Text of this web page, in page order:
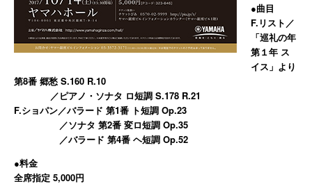
●曲目
F.リスト／
「巡礼の年
第１年 ス
イス」より
第8番 郷愁 S.160 R.10
／ピアノ・ソナタ ロ短調 S.178 R.21
F.ショパン／バラード 第1番 ト短調 Op.23
／ソナタ 第2番 変ロ短調 Op.35
／バラード 第4番 ヘ短調 Op.52
●料金
全席指定 5,000円